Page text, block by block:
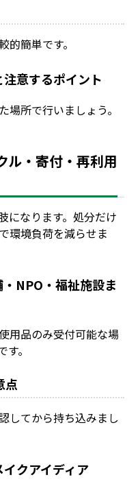
簡単です。
意するポイント
所で行いましょう。
ル・寄付・再利用
になります。処分だけ
環境負荷を減らせま
NPO・福祉施設ま
用品のみ受付可能な場
。
点
してから持ち込みまし
クアイディア